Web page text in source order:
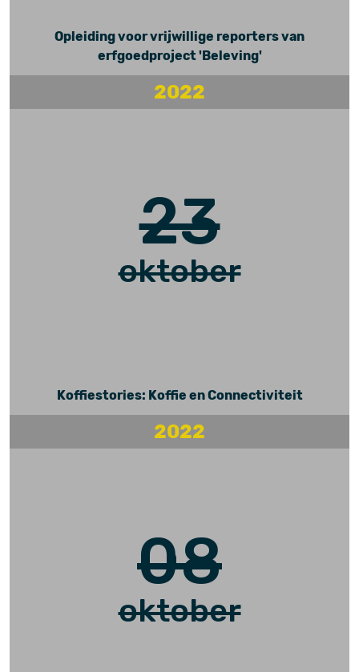
Opleiding voor vrijwillige reporters van
erfgoedproject 'Beleving'
2022
23
oktober
Koffiestories: Koffie en Connectiviteit
2022
08
oktober